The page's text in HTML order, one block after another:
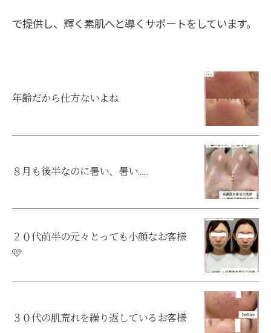
で提供し、輝く素肌へと導くサポートをしています。
年齢だから仕方ないよね
８月も後半なのに暑い、暑い……
２０代前半の元々とっても小顔なお客様
🩷
３０代の肌荒れを繰り返しているお客様